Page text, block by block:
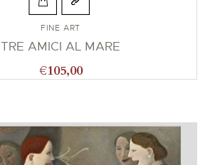
FINE ART
TRE AMICI AL MARE
€105,00